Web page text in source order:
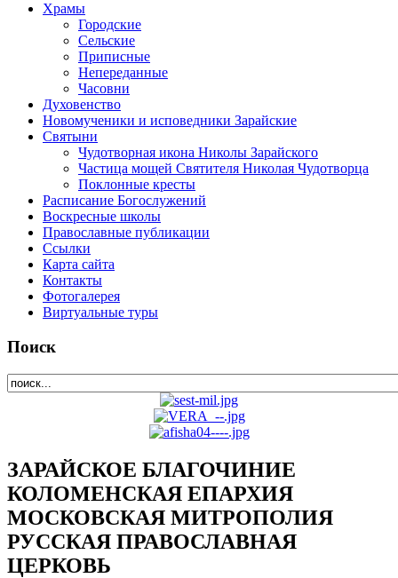
Храмы
Городские
Сельские
Приписные
Непереданные
Часовни
Духовенство
Новомученики и исповедники Зарайские
Святыни
Чудотворная икона Николы Зарайского
Частица мощей Святителя Николая Чудотворца
Поклонные кресты
Расписание Богослужений
Воскресные школы
Православные публикации
Ссылки
Карта сайта
Контакты
Фотогалерея
Виртуальные туры
Поиск
ЗАРАЙСКОЕ БЛАГОЧИНИЕ
КОЛОМЕНСКАЯ ЕПАРХИЯ
МОСКОВСКАЯ МИТРОПОЛИЯ
РУССКАЯ ПРАВОСЛАВНАЯ
ЦЕРКОВЬ